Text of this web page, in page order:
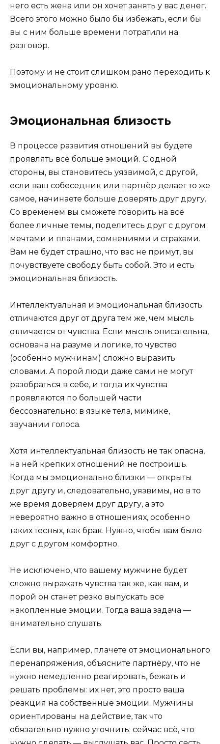
него есть жена или он хочет занять у вас денег.
Всего этого можно было бы избежать, если бы
вы с ним больше времени потратили на
разговор.
Поэтому и не стоит слишком рано переходить к
эмоциональному уровню.
Эмоциональная близость
В процессе развития отношений вы будете
проявлять всё больше эмоций. С одной
стороны, вы становитесь уязвимой, с другой,
если ваш собеседник или партнёр делает то же
самое, начинаете больше доверять друг другу.
Со временем вы сможете говорить на всё
более личные темы, поделитесь друг с другом
мечтами и планами, сомнениями и страхами.
Вам не будет страшно, что вас не примут, вы
почувствуете свободу быть собой. Это и есть
эмоциональная близость.
Интеллектуальная и эмоциональная близость
отличаются друг от друга тем же, чем мысль
отличается от чувства. Если мысль описательна,
основана на разуме и логике, то чувство
(особенно мужчинам) сложно выразить
словами. А порой люди даже сами не могут
разобраться в себе, и тогда их чувства
проявляются по большей части
бессознательно: в языке тела, мимике,
звучании голоса.
Хотя интеллектуальная близость не так опасна,
на ней крепких отношений не построишь.
Когда мы эмоционально близки — открыты
друг другу и, следовательно, уязвимы, но в то
же время доверяем друг другу, а это
невероятно важно в отношениях, особенно
таких тесных, как брак. Нужно, чтобы вам было
друг с другом комфортно.
Не исключено, что вашему мужчине будет
сложно выражать чувства так же, как вам, и
порой он станет резко выпускать все
накопленные эмоции. Тогда ваша задача —
внимательно слушать.
Если вы, например, плачете от эмоционального
перенапряжения, объясните партнёру, что не
нужно немедленно реагировать, бежать и
решать проблемы: их нет, это просто ваша
реакция на собственные эмоции. Мужчины
ориентированы на действие, так что
обязательно нужно уточнить: сейчас всё, что